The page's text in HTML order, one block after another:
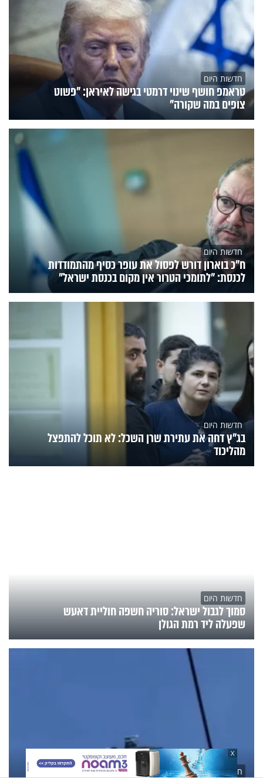
חדשות היום
טראמפ חושף שינוי דרמטי בגישה לאיראן: "פשוט
צופים במה שקורה"
חדשות היום
ח״כ בוארון דורש לפסול את עופר כסיף מהתמודדות
לכנסת: "לתומכי הטרור אין מקום בכנסת ישראל"
חדשות היום
בג"ץ דחה את עתירת שרן השכל: לא תוכל להתפצל
מהליכוד
חדשות היום
סמוך לגבול ישראל: סוריה חשפה חוליית דאעש
שפעלה ליד רמת הגולן
חדשות היום
X